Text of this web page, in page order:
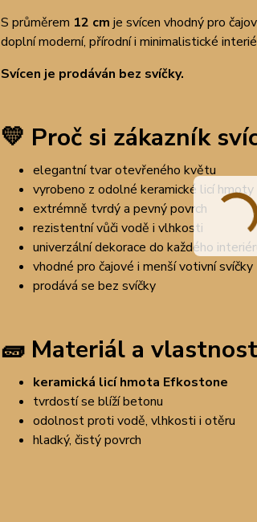
S průměrem 12 cm je svícen vhodný pro
doplní moderní, přírodní i minimalistické
Svícen je prodáván bez svíčky.
💛 Proč si zákazník
elegantní tvar otevřeného květu
vyrobeno z odolné keramické licí
extrémně tvrdý a pevný povrch
rezistentní vůči vodě i vlhkosti
univerzální dekorace do každého
vhodné pro čajové i menší votivní svíčky
prodává se bez svíčky
🧱 Materiál a
keramická licí hmota Efkostone
tvrdostí se blíží betonu
odolnost proti vodě, vlhkosti i otěru
hladký, čistý povrch